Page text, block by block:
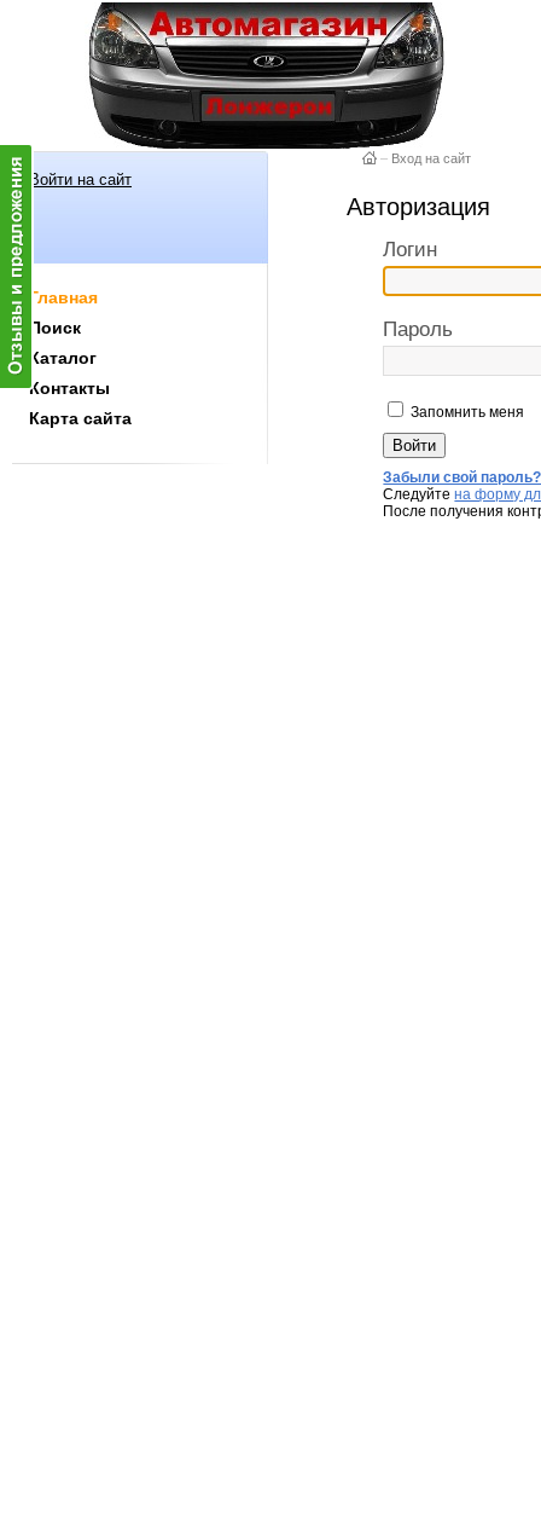
Войти на сайт
Главная
Поиск
Каталог
Контакты
Карта сайта
– Вход на сайт
Авторизация
Логин
Пароль
Запомнить меня
Забыли свой пароль?
Следуйтена форму
После получения